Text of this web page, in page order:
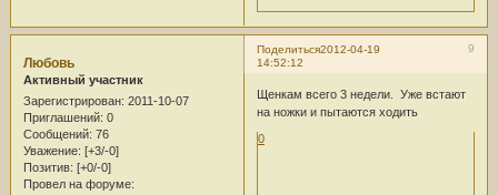
Поделиться 9
2012-04-19
14:52:12
Любовь
Активный участник
Зарегистрирован: 2011-10-07
Приглашений: 0
Сообщений: 76
Уважение: [+3/-0]
Позитив: [+0/-0]
Провел на форуме:
Щенкам всего 3 недели. Уже встают
на ножки и пытаются ходить
0